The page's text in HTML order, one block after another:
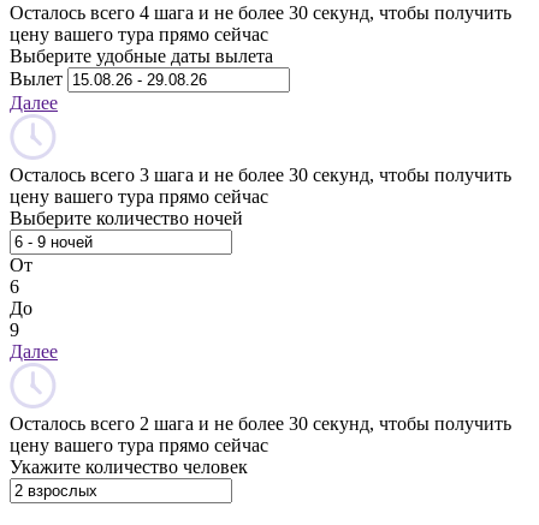
Осталось всего 4 шага и не более 30 секунд, чтобы получить
цену вашего тура прямо сейчас
Выберите удобные даты вылета
Вылет
Далее
Осталось всего 3 шага и не более 30 секунд, чтобы получить
цену вашего тура прямо сейчас
Выберите количество ночей
От
6
До
9
Далее
Осталось всего 2 шага и не более 30 секунд, чтобы получить
цену вашего тура прямо сейчас
Укажите количество человек